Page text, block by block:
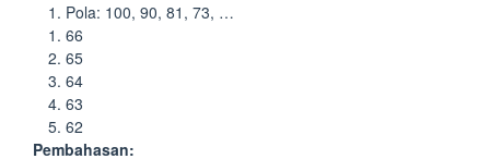
Pola: 100, 90, 81, 73, …
66
65
64
63
62
Pembahasan: